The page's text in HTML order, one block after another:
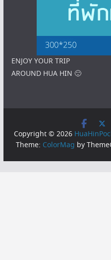
ENJOY YOUR TRIP
AROUND HUA HIN 🙂
Copyright © 2026
Theme: ColorMag by